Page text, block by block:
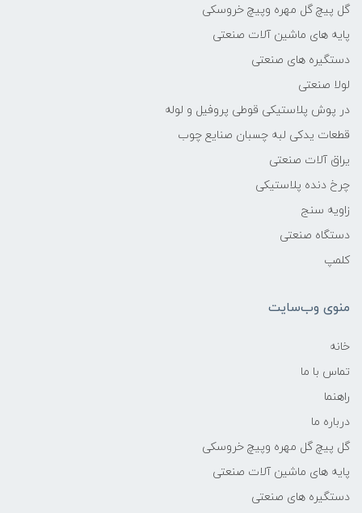
گل پیچ گل مهره وپیچ خروسکی
پایه های ماشین آلات صنعتی
دستگیره های صنعتی
لولا صنعتی
در پوش پلاستیکی قوطی پروفیل و لوله
قطعات یدکی لبه چسبان صنایع چوب
یراق آلات صنعتی
چرخ دنده پلاستیکی
زاویه سنج
دستگاه صنعتی
کلمپ
منوی وب‌سایت
خانه
تماس با ما
راهنما
درباره ما
گل پیچ گل مهره وپیچ خروسکی
پایه های ماشین آلات صنعتی
دستگیره های صنعتی